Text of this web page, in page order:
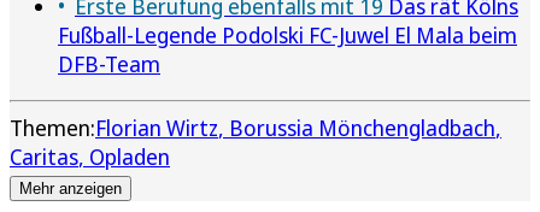
Fußball-Legende Podolski FC-Juwel El Mala beim
DFB-Team
Themen:Florian Wirtz Borussia Mönchengladbach
Caritas Opladen
Mehr anzeigen